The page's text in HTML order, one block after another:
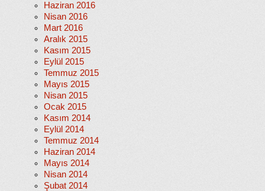
Haziran 2016
Nisan 2016
Mart 2016
Aralık 2015
Kasım 2015
Eylül 2015
Temmuz 2015
Mayıs 2015
Nisan 2015
Ocak 2015
Kasım 2014
Eylül 2014
Temmuz 2014
Haziran 2014
Mayıs 2014
Nisan 2014
Şubat 2014